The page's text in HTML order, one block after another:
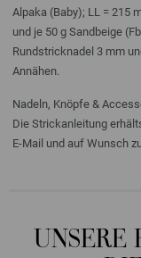
Alpaka (Baby); LL = 215
und je 50 g Sandbeige
Rundstricknadel 3 mm
Annähen.
Nadeln, Knöpfe &
Die Strickanleitung
E-Mail und auf Wunsch
UNSERE